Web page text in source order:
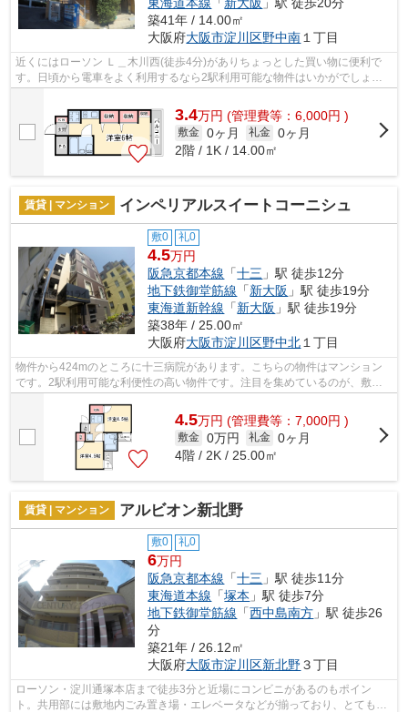
築41年 / 14.00㎡
大阪府大阪市淀川区野中南 １丁目
近くにはローソン Ｌ＿木川西(徒歩4分)がありちょっとした買い物に便利で
す。日頃から電車をよく利用するなら2駅利用可能な物件はいかがでしょう
3.4万円 (管理費等：6,000円 )
敷金 0ヶ月 礼金 0ヶ月
2階 / 1K / 14.00㎡
賃貸 | マンション インペリアルスイートコーニシュ
敷0 礼0
4.5万円
阪急京都本線 「十三 」駅 徒歩12分
地下鉄御堂筋線 「新大阪 」駅 徒歩19分
東海道新幹線 「新大阪 」駅 徒歩19分
築38年 / 25.00㎡
大阪府大阪市淀川区野中北 １丁目
物件から424mのところに十三病院があります。こちらの物件はマンション
です。2駅利用可能な利便性の高い物件です。注目を集めているのが、敷地
4.5万円 (管理費等：7,000円 )
敷金 0万円 礼金 0ヶ月
4階 / 2K / 25.00㎡
賃貸 | マンション アルビオン新北野
敷0 礼0
6万円
阪急京都本線 「十三 」駅 徒歩11分
東海道本線 「塚本 」駅 徒歩7分
地下鉄御堂筋線 「西中島南方 」駅 徒歩26
分
築21年 / 26.12㎡
大阪府大阪市淀川区新北野３丁目
ローソン・淀川通塚本店まで徒歩3分と近場にコンビニがあるのもポイン
ト。共用部には敷地内ごみ置き場・エレベータなどが揃っており、とても充